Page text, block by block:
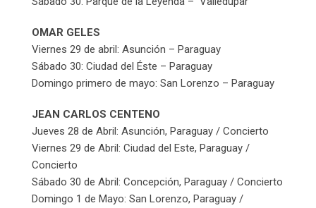
OMAR GELES
Viernes 29 de abril: Asunción – Paraguay
Sábado 30: Ciudad del Éste – Paraguay
Domingo primero de mayo: San Lorenzo – Paraguay
JEAN CARLOS CENTENO
Jueves 28 de Abril: Asunción, Paraguay / Concierto
Viernes 29 de Abril: Ciudad del Este, Paraguay /
Concierto
Sábado 30 de Abril: Concepción, Paraguay / Concierto
Domingo 1 de Mayo: San Lorenzo, Paraguay /